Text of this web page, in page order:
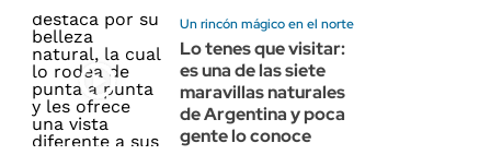
Un rincón mágico en el norte
Lo tenes que visitar:
es una de las siete
maravillas naturales
de Argentina y poca
gente lo conoce